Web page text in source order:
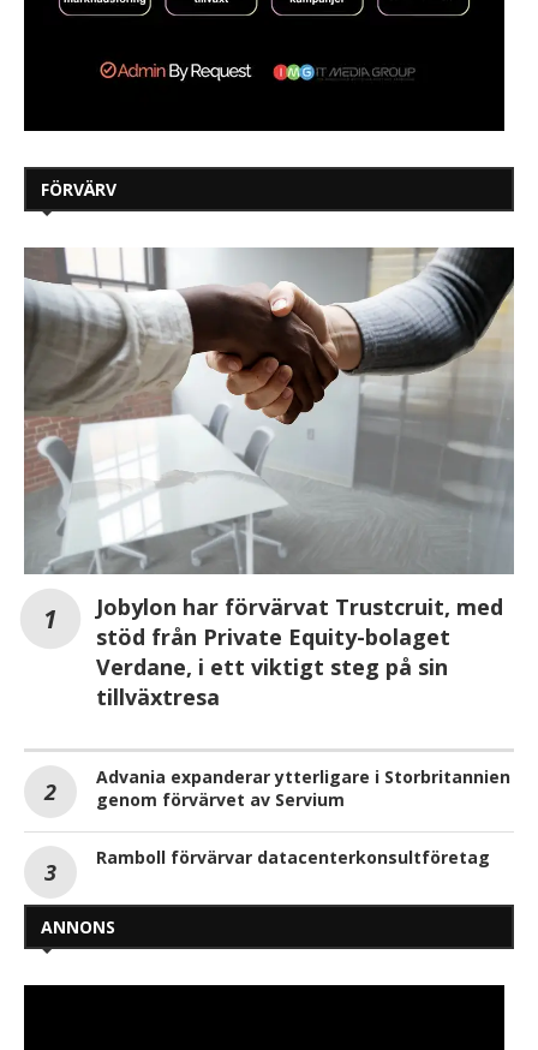
FÖRVÄRV
Jobylon har förvärvat Trustcruit, med
stöd från Private Equity-bolaget
Verdane, i ett viktigt steg på sin
tillväxtresa
Advania expanderar ytterligare i Storbritannien
genom förvärvet av Servium
Ramboll förvärvar datacenterkonsultföretag
ANNONS